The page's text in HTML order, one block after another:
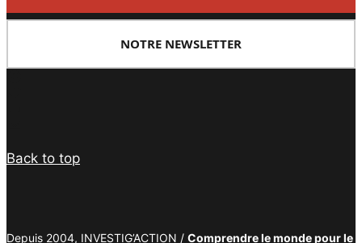
NOTRE NEWSLETTER
Back to top
Depuis 2004, INVESTIG’ACTION / Comprendre le monde pour le